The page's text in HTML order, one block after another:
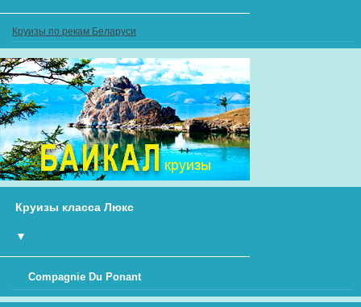
Круизы по рекам Беларуси
Круизы класса Люкс
▼
Compagnie Du Ponant